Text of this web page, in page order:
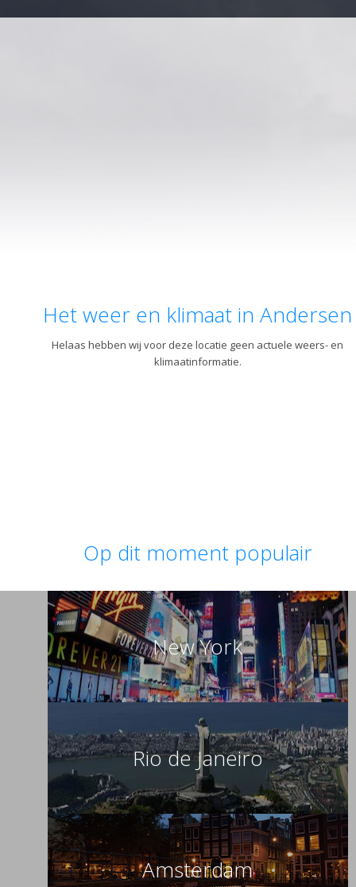
Het weer en klimaat in Andersen
Helaas hebben wij voor deze locatie geen actuele weers- en
klimaatinformatie.
Op dit moment populair
New York
Rio de Janeiro
Amsterdam